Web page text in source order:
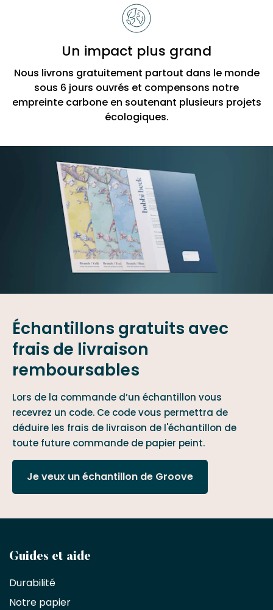
Un impact plus grand
Nous livrons gratuitement partout dans le monde
sous 6 jours ouvrés et compensons notre
empreinte carbone en soutenant plusieurs projets
écologiques.
Échantillons gratuits avec
frais de livraison
remboursables
Lors de la commande d’un échantillon vous
recevrez un code. Ce code vous permettra de
déduire les frais de livraison de l'échantillon de
toute future commande de papier peint.
Je veux un échantillon de Groove
Devenez
partenaire
commercial
Guides et aide
Durabilité
Notre papier